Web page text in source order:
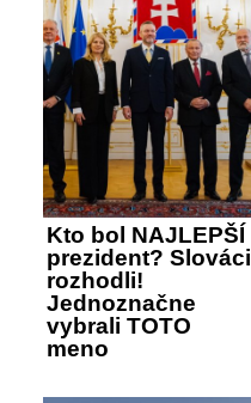
Kto bol NAJLEPŠÍ
prezident? Slováci
rozhodli!
Jednoznačne
vybrali TOTO
meno